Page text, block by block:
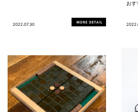
2022.07.30
おす